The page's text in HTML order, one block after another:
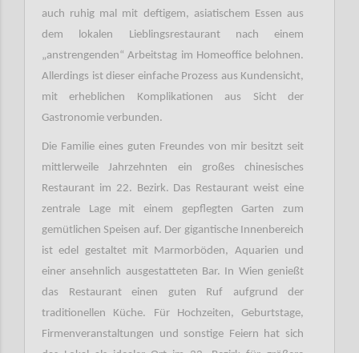
auch ruhig mal mit deftigem, asiatischem Essen aus
dem lokalen Lieblingsrestaurant nach einem
„anstrengenden“ Arbeitstag im Homeoffice belohnen.
Allerdings ist dieser einfache Prozess aus Kundensicht,
mit erheblichen Komplikationen aus Sicht der
Gastronomie verbunden.
Die Familie eines guten Freundes von mir besitzt seit
mittlerweile Jahrzehnten ein großes chinesisches
Restaurant im 22. Bezirk. Das Restaurant weist eine
zentrale Lage mit einem gepflegten Garten zum
gemütlichen Speisen auf. Der gigantische Innenbereich
ist edel gestaltet mit Marmorböden, Aquarien und
einer ansehnlich ausgestatteten Bar. In Wien genießt
das Restaurant einen guten Ruf aufgrund der
traditionellen Küche. Für Hochzeiten, Geburtstage,
Firmenveranstaltungen und sonstige Feiern hat sich